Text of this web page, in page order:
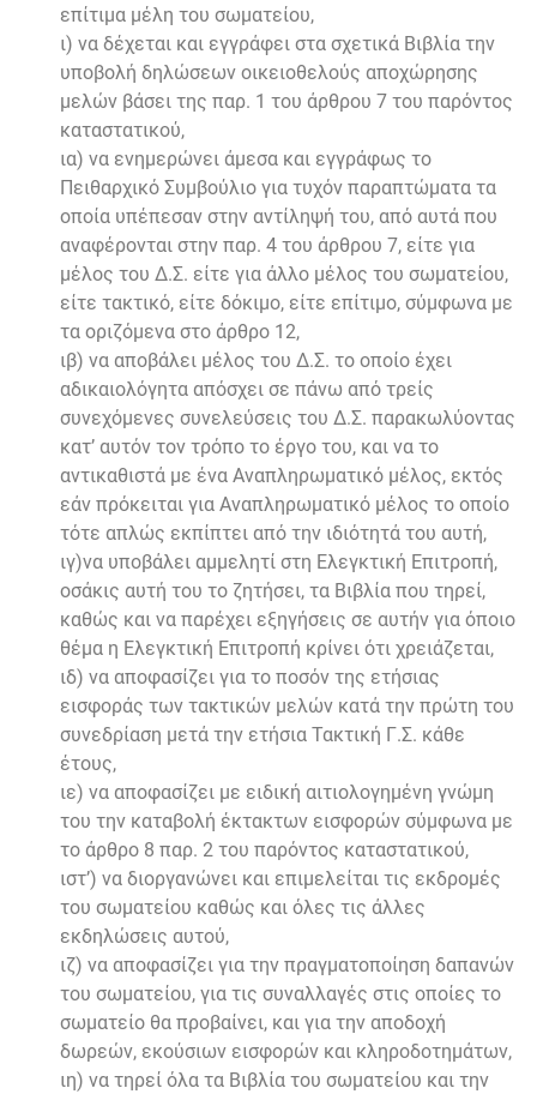
επίτιμα μέλη του σωματείου,
ι) να δέχεται και εγγράφει στα σχετικά Βιβλία την
υποβολή δηλώσεων οικειοθελούς αποχώρησης
μελών βάσει της παρ. 1 του άρθρου 7 του παρόντος
καταστατικού,
ια) να ενημερώνει άμεσα και εγγράφως το
Πειθαρχικό Συμβούλιο για τυχόν παραπτώματα τα
οποία υπέπεσαν στην αντίληψή του, από αυτά που
αναφέρονται στην παρ. 4 του άρθρου 7, είτε για
μέλος του Δ.Σ. είτε για άλλο μέλος του σωματείου,
είτε τακτικό, είτε δόκιμο, είτε επίτιμο, σύμφωνα με
τα οριζόμενα στο άρθρο 12,
ιβ) να αποβάλει μέλος του Δ.Σ. το οποίο έχει
αδικαιολόγητα απόσχει σε πάνω από τρείς
συνεχόμενες συνελεύσεις του Δ.Σ. παρακωλύοντας
κατ’ αυτόν τον τρόπο το έργο του, και να το
αντικαθιστά με ένα Αναπληρωματικό μέλος, εκτός
εάν πρόκειται για Αναπληρωματικό μέλος το οποίο
τότε απλώς εκπίπτει από την ιδιότητά του αυτή,
ιγ)να υποβάλει αμμελητί στη Ελεγκτική Επιτροπή,
οσάκις αυτή του το ζητήσει, τα Βιβλία που τηρεί,
καθώς και να παρέχει εξηγήσεις σε αυτήν για όποιο
θέμα η Ελεγκτική Επιτροπή κρίνει ότι χρειάζεται,
ιδ) να αποφασίζει για το ποσόν της ετήσιας
εισφοράς των τακτικών μελών κατά την πρώτη του
συνεδρίαση μετά την ετήσια Τακτική Γ.Σ. κάθε
έτους,
ιε) να αποφασίζει με ειδική αιτιολογημένη γνώμη
του την καταβολή έκτακτων εισφορών σύμφωνα με
το άρθρο 8 παρ. 2 του παρόντος καταστατικού,
ιστ’) να διοργανώνει και επιμελείται τις εκδρομές
του σωματείου καθώς και όλες τις άλλες
εκδηλώσεις αυτού,
ιζ) να αποφασίζει για την πραγματοποίηση δαπανών
του σωματείου, για τις συναλλαγές στις οποίες το
σωματείο θα προβαίνει, και για την αποδοχή
δωρεών, εκούσιων εισφορών και κληροδοτημάτων,
ιη) να τηρεί όλα τα Βιβλία του σωματείου και την